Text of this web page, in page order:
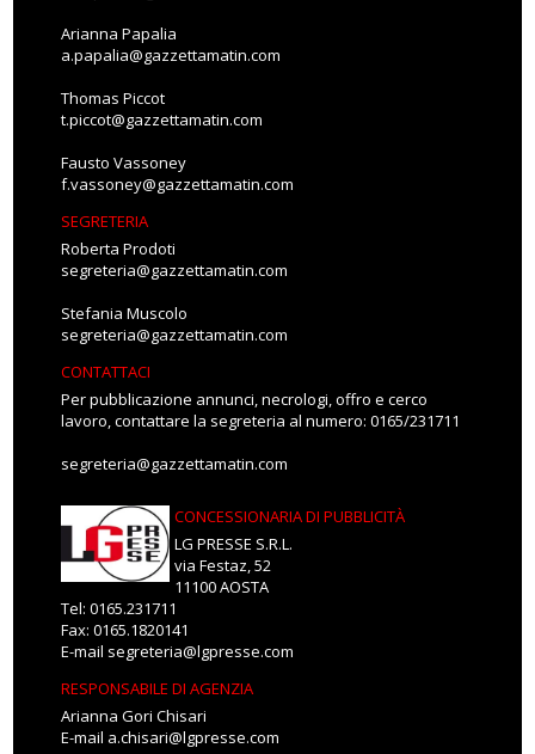
Arianna Papalia
a.papalia@gazzettamatin.com
Thomas Piccot
t.piccot@gazzettamatin.com
Fausto Vassoney
f.vassoney@gazzettamatin.com
SEGRETERIA
Roberta Prodoti
segreteria@gazzettamatin.com
Stefania Muscolo
segreteria@gazzettamatin.com
CONTATTACI
Per pubblicazione annunci, necrologi, offro e cerco
lavoro, contattare la segreteria al numero: 0165/231711
segreteria@gazzettamatin.com
CONCESSIONARIA DI PUBBLICITÀ
LG PRESSE S.R.L.
via Festaz, 52
11100 AOSTA
Tel: 0165.231711
Fax: 0165.1820141
E-mail segreteria@lgpresse.com
RESPONSABILE DI AGENZIA
Arianna Gori Chisari
E-mail a.chisari@lgpresse.com